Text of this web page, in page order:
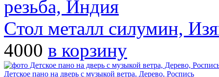
Cтол металл силумин,
4000 в корзину
Детское пано на дверь с музыкой ветра, Дерево, Роспись